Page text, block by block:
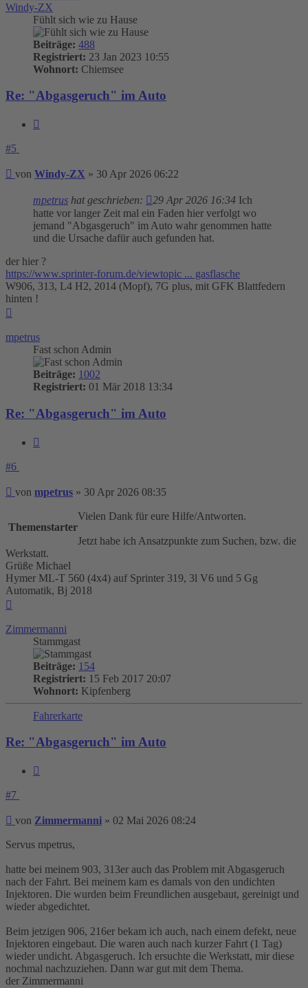
Windy-ZX
Fühlt sich wie zu Hause
Beiträge: 488
Registriert: 23 Jan 2023 10:55
Wohnort: Chiemsee
Re: "Abgasgeruch" im Auto
#5
Beitrag
von Windy-ZX » 30 Apr 2026 06:22
mpetrus hat geschrieben: 29 Apr 2026 16:34 Ich
hatte vor langer Zeit mal ein Faden hier verfolgt wo
jemand "Abgasgeruch" im Auto wahr genommen hatte
und die Ursache dafür auch gefunden hat.
der hier ?
https://www.sprinter-forum.de/viewtopic ... gasflasche
W906, 313, L4 H2, 2014 (Mopf), 7G plus, mit GFK Blattfedern
hinten !
mpetrus
Fast schon Admin
Beiträge: 1002
Registriert: 01 Mär 2018 13:34
Re: "Abgasgeruch" im Auto
#6
Beitrag
von mpetrus » 30 Apr 2026 08:35
Themenstarter
Vielen Dank für eure Hilfe/Antworten.
Jetzt habe ich Ansatzpunkte zum Suchen, bzw. die
Werkstatt.
Grüße Michael
Hymer ML-T 560 (4x4) auf Sprinter 319, 3l V6 und 5 Gg
Automatik, Bj 2018
Zimmermanni
Stammgast
Beiträge: 154
Registriert: 15 Feb 2017 20:07
Wohnort: Kipfenberg
Fahrerkarte
Re: "Abgasgeruch" im Auto
#7
Beitrag
von Zimmermanni » 02 Mai 2026 08:24
Servus mpetrus,
hatte bei meinem 903, 313er auch das Problem mit Abgasgeruch
nach der Fahrt. Bei meinem kam es damals von den undichten
Injektoren. Die wurden beim Freundlichen ausgebaut, gereinigt und
wieder abgedichtet.
Beim jetzigen 906, 216er bekam ich auch, nach einem defekt, neue
Injektoren eingebaut. Die waren auch nach kurzer Fahrt (1 Tag)
wieder undicht. Abgasgeruch. Ich ersuchte die Werkstatt, mir diese
nochmal nachzuziehen. Dann war gut mit dem Thema.
der Zimmermanni